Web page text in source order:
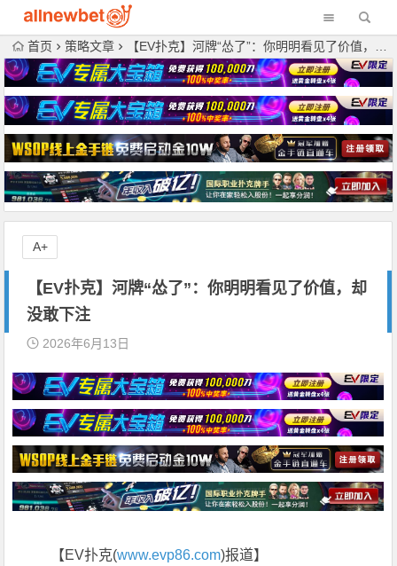
首页 策略文章 【EV扑克】河牌“怂了”：你明明看见了价值，却没敢下注
【EV扑克】河牌“怂了”：你明明看见了价值，却
没敢下注
2026年6月13日
【EV扑克(www.evp86.com)报道】
A+